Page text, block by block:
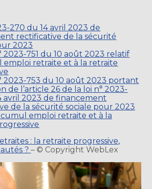
270 du 14 avril 2023 de
rectificative de la sécurité
2023
2023-751 du 10 août 2023 relatif
emploi retraite et à la retraite
2023-753 du 10 août 2023 portant
de l’article 26 de la loi n° 2023-
avril 2023 de financement
de la sécurité sociale pour 2023
emploi retraite et à la
: la retraite progressive,
?– © Copyright WebLex